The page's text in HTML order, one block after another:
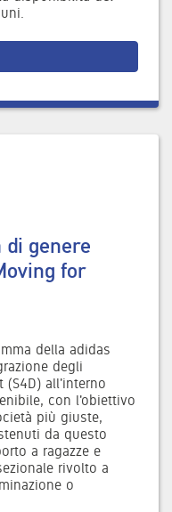
di genere
for
della adidas
degli
(S4D) all'interno
con l'obiettivo
più giuste,
da questo
a ragazze e
rivolto a
o